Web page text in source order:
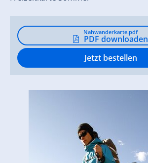
Nahwanderkarte.pdf
PDF downloaden
Jetzt bestellen